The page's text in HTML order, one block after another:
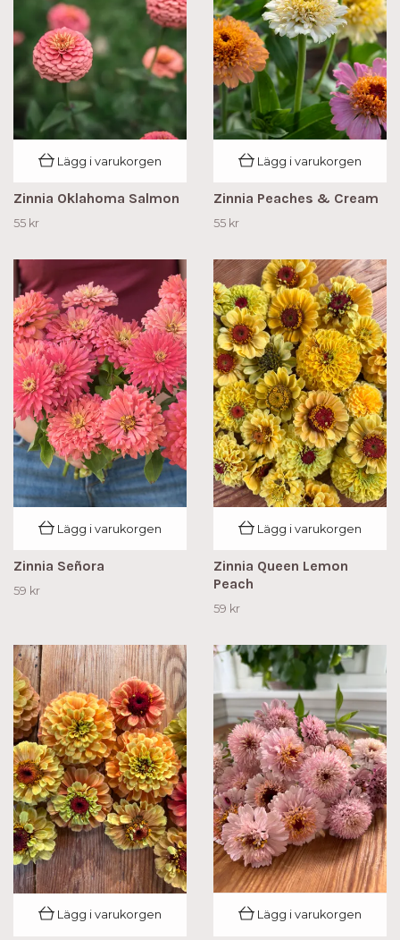
Lägg i varukorgen
Zinnia Oklahoma Salmon
55 kr
Lägg i varukorgen
Zinnia Peaches & Cream
55 kr
Lägg i varukorgen
Zinnia Señora
59 kr
Lägg i varukorgen
Zinnia Queen Lemon
Peach
59 kr
Lägg i varukorgen Lägg i varukorgen